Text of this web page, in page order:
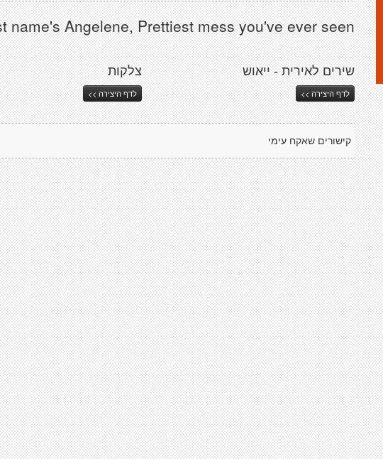
name's Angelene, Prettiest mess you've ever seen.
צלקות
לדף היצירה >>
שירים לאירית - ייאוש
לדף היצירה >>
קישורים שאקח עימי